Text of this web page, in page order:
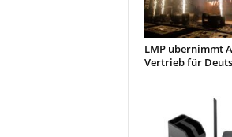
LMP übernimmt
Vertrieb für